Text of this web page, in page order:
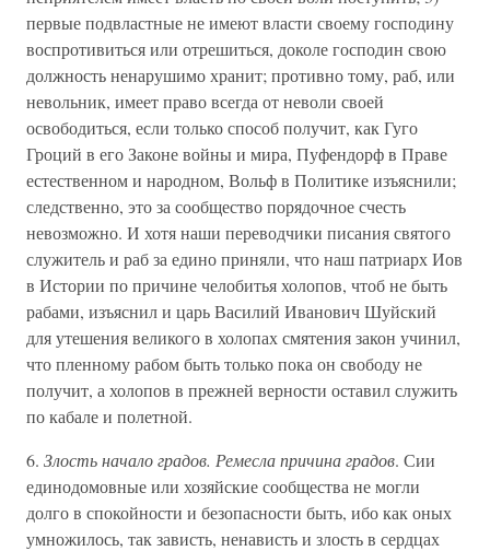
первые подвластные не имеют власти своему господину
воспротивиться или отрешиться, доколе господин свою
должность ненарушимо хранит; противно тому, раб, или
невольник, имеет право всегда от неволи своей
освободиться, если только способ получит, как Гуго
Гроций в его Законе войны и мира, Пуфендорф в Праве
естественном и народном, Вольф в Политике изъяснили;
следственно, это за сообщество порядочное счесть
невозможно. И хотя наши переводчики писания святого
служитель и раб за едино приняли, что наш патриарх Иов
в Истории по причине челобитья холопов, чтоб не быть
рабами, изъяснил и царь Василий Иванович Шуйский
для утешения великого в холопах смятения закон учинил,
что пленному рабом быть только пока он свободу не
получит, а холопов в прежней верности оставил служить
по кабале и полетной.
6. Злость начало градов. Ремесла причина градов. Сии
единодомовные или хозяйские сообщества не могли
долго в спокойности и безопасности быть, ибо как оных
умножилось, так зависть, ненависть и злость в сердцах